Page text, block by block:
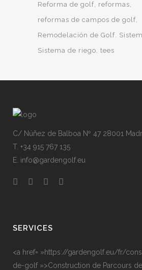
Reforma de golf reformas
reformas de campos de golf
Remodelación de Golf.
Sistema de riego tees
C/ Núñez de Balboa Nº 47 28001
T. +34 915 767 135
E. info@gardengolf.eu
SERVICES
<a href= »https://gardengolf.eu/fr/
de-golf »>Construction de Parcours